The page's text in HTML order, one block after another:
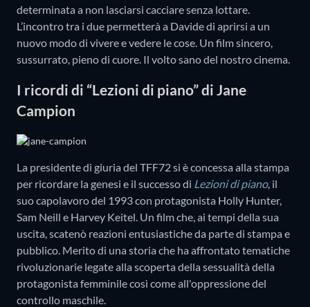
determinata a non lasciarsi cacciare senza lottare.
L’incontro tra i due permetterà a Davide di aprirsi a un
nuovo modo di vivere e vedere le cose. Un film sincero,
sussurrato, pieno di cuore. Il volto sano del nostro cinema.
I ricordi di “Lezioni di piano” di Jane
Campion
La presidente di giuria del TFF72 si è concessa alla stampa
per ricordare la genesi e il successo di Lezioni di piano, il
suo capolavoro del 1993 con protagonista Holly Hunter,
Sam Neill e Harvey Keitel. Un film che, ai tempi della sua
uscita, scatenò reazioni entusiastiche da parte di stampa e
pubblico. Merito di una storia che ha affrontato tematiche
rivoluzionarie legate alla scoperta della sessualità della
protagonista femminile così come all'oppressione del
controllo maschile.